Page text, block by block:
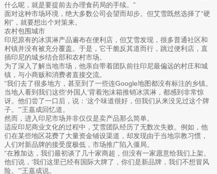
什么呢，就是要提前去办理食药局的手续。”
面对这种市场环境，绝大多数公司会望而却步。但艾雪既然选择了“硬
刚”，就要想出个对策来。
农村包围城市
印尼原有的冰淇淋产品遍布在便利店，但艾雪发现，很多普通社区和
村镇并没有被充分覆盖。于是，它干脆反其道而行，跳过便利店，直
插印尼的城乡结合部和农村市场。
为了深入了解当地市场，他亲自带着团队前往印尼最偏远的村庄和城
镇，与小商贩和消费者直接交流。
“我们去了很多地方，甚至到了一些连Google地图都没有标注的乡镇。
当地人看到我们这些‘外国人’背着泡沫箱推销冰淇淋，都感到非常惊
讶。他们尝了一口后，说：‘这个味道很好，但我们从来没见过这个牌
子。’”王嘉成回忆道。
然而，进入印尼市场并非仅仅是卖产品那么简单。
适应印尼商业文化的过程中，艾雪团队经历了无数次失败。例如，他
们在某些地区花费了大量资金铺设渠道，却发现由于当地宗教习惯，
人们对新品牌的接受度极低，市场推广陷入僵局。
“在雅加达，我们最初谈了几十家商超，但没有一家愿意给我们上架。
他们说，‘我们这里已经有国际大牌了，你们是新品牌，我们不想冒风
险。’”王嘉成说。